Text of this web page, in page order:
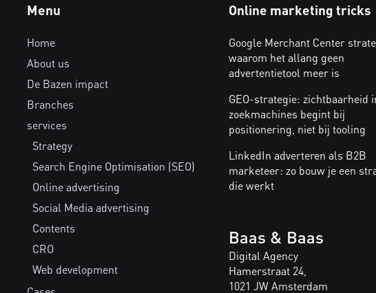
Menu
Home
About us
De Bazen impact
Branches
services
Strategy
Search Engine Optimisation (SEO)
Online advertising
Social Media advertising
Contents
CRO
Web development
Online marketing tricks
Google Merchant Center
waarom het allang geen
advertentietool meer is
GEO-strategie: zichtbaarheid
zoekmachines begint bij
positionering, niet bij tooling
LinkedIn adverteren als B2B
marketeer: zo bouw je een
die werkt
Baas & Baas
Digital Agency
Hamerstraat 24,
1021 JW Amsterdam